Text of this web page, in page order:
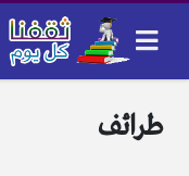
طرائف